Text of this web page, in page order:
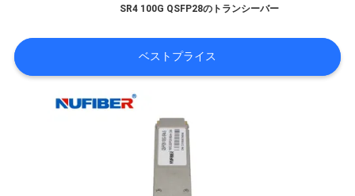
旅
行
SR4 100G QSFP28のトランシーバー
ベストプライス